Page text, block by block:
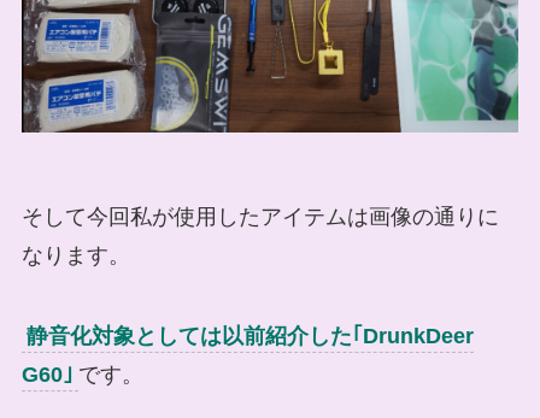
そして今回私が使用したアイテムは画像の通りに
なります。
静音化対象としては以前紹介した｢DrunkDeer
G60｣ です。